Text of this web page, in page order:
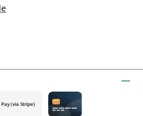
(via Stripe)